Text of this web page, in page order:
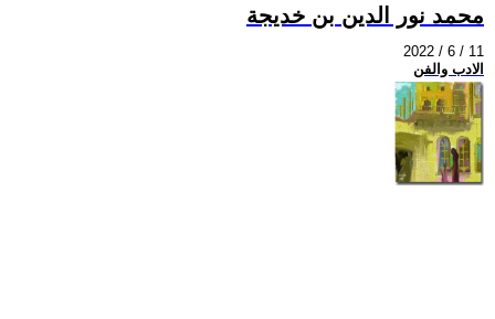
محمد نور الدين بن خديجة
2022 / 6 / 11
الادب والفن